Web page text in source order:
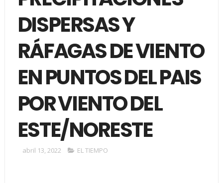
DISPERSAS Y
RÁFAGAS DE VIENTO
EN PUNTOS DEL PAIS
POR VIENTO DEL
ESTE/NORESTE
abril 13, 2022 EL TIEMPO